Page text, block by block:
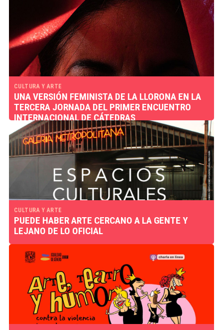
CULTURA Y ARTE
UNA VERSIÓN FEMINISTA DE LA LLORONA EN LA
TERCERA JORNADA DEL PRIMER ENCUENTRO
INTERNACIONAL DE CÁTEDRAS
CULTURA Y ARTE
PUEDE HABER ARTE CERCANO A LA GENTE Y
LEJANO DE LO OFICIAL